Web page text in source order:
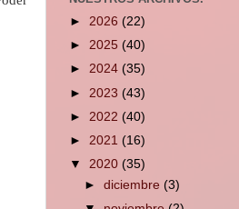
► 2026 (22)
► 2025 (40)
► 2024 (35)
► 2023 (43)
► 2022 (40)
► 2021 (16)
▼ 2020 (35)
►diciembre(3)